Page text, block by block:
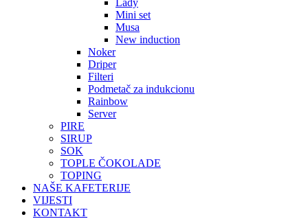
Lady
Mini set
Musa
New induction
Noker
Driper
Filteri
Podmetač za indukcionu
Rainbow
Server
PIRE
SIRUP
SOK
TOPLE ČOKOLADE
TOPING
NAŠE KAFETERIJE
VIJESTI
KONTAKT